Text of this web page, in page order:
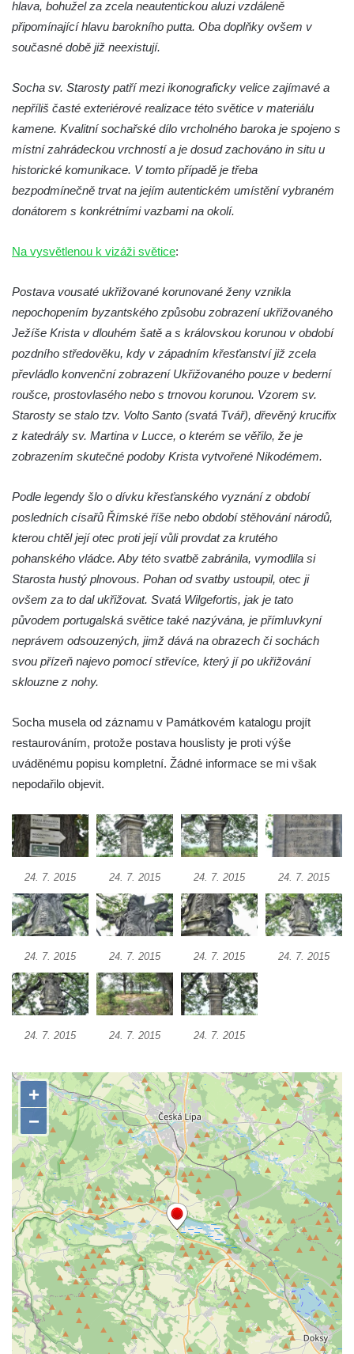
Českých Budějovicích
Pomník Vojtěcha Adalberta Lanny v parku
Pomník Přemysla Otakara II. v parku Na
Sadech v Českých Budějovicích
Socha Mateřství v parku Na Sadech v
Českých Budějovicích
Pražské třídě v Českých Budějovicích
Českých Budějovicích
Socha svatého Jana Nepomuckého Na
Sadech u Mlýnské stoky v Českých
Budějovicích
Budějovicích
Socha svatého Zachariáše na nádvoří
kláštera dominikánů v Českých
Budějovicích
Socha svatého Josefa na nádvoří kláštera
dominikánů v Českých Budějovicích
Socha svaté Anny na nádvoří kláštera
dominikánů v Českých Budějovicích
Socha svatého Dominika na nádvoří
kláštera dominikánů v Českých
Budějovicích
Socha svatého Václava u pramene v
Pamětní deska Tomáše Garrigue Masaryka
na radnici v Českých Budějovicích
Pamětní deska na biskupské rezidenci v
Českých Budějovicích
Pamětní deska Josefa Hloucha na
biskupské rezidenci v Českých
Budějovicích
Socha žáby u rybníčku na Náměstí v
Kamenném Újezdě
Socha na náměstí J. V. Kamarýta ve
Velešíně
Pomník J. V. Kamarýta v Krumlovské ulici ve
Velešíně
Pamětní deska arcibiskupa Micara ve
vstupu do poutního místa Římov
Plastika Koule v Gutenbergově ulici v
Liberci
Pamětní deska Vojtěcha Kocmicha na
domě čp. 37 v ulici Betlém v Římově
Pomník na paměť zrušení roboty v Plavu
Socha vodníka v Plavu
hlava, bohužel za zcela neautentickou aluzi vzdáleně
připomínající hlavu barokního putta. Oba doplňky ovšem v
současné době již neexistují.
Socha sv. Starosty patří mezi ikonograficky velice zajímavé a
nepříliš časté exteriérové realizace této světice v materiálu
kamene. Kvalitní sochařské dílo vrcholného baroka je spojeno s
místní zahrádeckou vrchností a je dosud zachováno in situ u
historické komunikace. V tomto případě je třeba
bezpodmínečně trvat na jejím autentickém umístění vybraném
donátorem s konkrétními vazbami na okolí.
Na vysvětlenou k vizáži světice:
Postava vousaté ukřižované korunované ženy vznikla
nepochopením byzantského způsobu zobrazení ukřižovaného
Ježíše Krista v dlouhém šatě a s královskou korunou v období
pozdního středověku, kdy v západním křesťanství již zcela
převládlo konvenční zobrazení Ukřižovaného pouze v bederní
roušce, prostovlasého nebo s trnovou korunou. Vzorem sv.
Starosty se stalo tzv. Volto Santo (svatá Tvář), dřevěný krucifix
z katedrály sv. Martina v Lucce, o kterém se věřilo, že je
zobrazením skutečné podoby Krista vytvořené Nikodémem.
Podle legendy šlo o dívku křesťanského vyznání z období
posledních císařů Římské říše nebo období stěhování národů,
kterou chtěl její otec proti její vůli provdat za krutého
pohanského vládce. Aby této svatbě zabránila, vymodlila si
Starosta hustý plnovous. Pohan od svatby ustoupil, otec ji
ovšem za to dal ukřižovat. Svatá Wilgefortis, jak je tato
původem portugalská světice také nazývána, je přímluvkyní
neprávem odsouzených, jimž dává na obrazech či sochách
svou přízeň najevo pomocí střevíce, který jí po ukřižování
sklouzne z nohy.
Socha musela od záznamu v Památkovém katalogu projít
restaurováním, protože postava houslisty je proti výše
uváděnému popisu kompletní. Žádné informace se mi však
nepodařilo objevit.
24. 7. 2015 24. 7. 2015 24. 7. 2015 24. 7. 2015
24. 7. 2015 24. 7. 2015 24. 7. 2015 24. 7. 2015
24. 7. 2015 24. 7. 2015 24. 7. 2015